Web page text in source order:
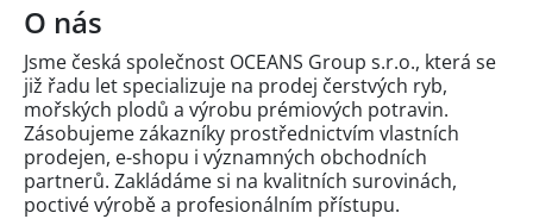
O nás
Jsme česká společnost OCEANS Group s.r.o., která se
již řadu let specializuje na prodej čerstvých ryb,
mořských plodů a výrobu prémiových potravin.
Zásobujeme zákazníky prostřednictvím vlastních
prodejen, e-shopu i významných obchodních
partnerů. Zakládáme si na kvalitních surovinách,
poctivé výrobě a profesionálním přístupu.